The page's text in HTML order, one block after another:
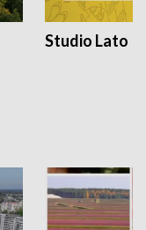
Studio Lato